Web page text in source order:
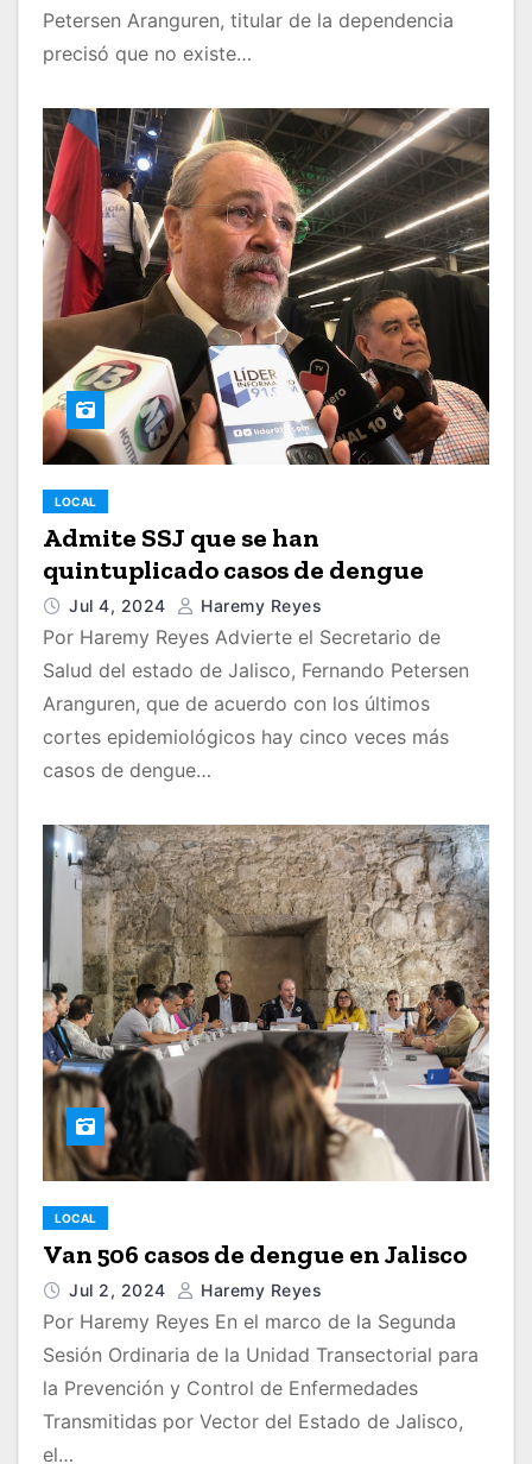
Petersen Aranguren, titular de la dependencia
precisó que no existe…
LOCAL
Admite SSJ que se han
quintuplicado casos de dengue
Jul 4, 2024 Haremy Reyes
Por Haremy Reyes Advierte el Secretario de
Salud del estado de Jalisco, Fernando Petersen
Aranguren, que de acuerdo con los últimos
cortes epidemiológicos hay cinco veces más
casos de dengue…
LOCAL
Van 506 casos de dengue en Jalisco
Jul 2, 2024 Haremy Reyes
Por Haremy Reyes En el marco de la Segunda
Sesión Ordinaria de la Unidad Transectorial para
la Prevención y Control de Enfermedades
Transmitidas por Vector del Estado de Jalisco,
el…